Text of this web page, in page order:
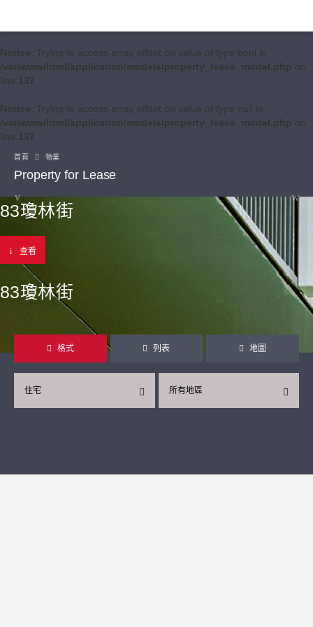
Notice: Trying to access array offset on value of type bool in
/var/www/html/application/models/property_lease_model.php on
line 137
Notice: Trying to access array offset on value of type null in
/var/www/html/application/models/property_lease_model.php on
line 137
首頁 物業
Property for Lease
83瓊林街
查看
83瓊林街
格式 列表 地圖
所有地區
住宅